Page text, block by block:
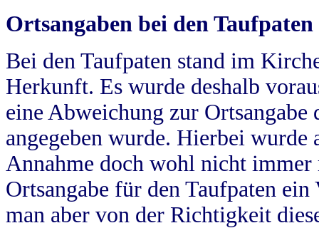
Ortsangaben bei den Taufpaten
Bei den Taufpaten stand im
Herkunft. Es wurde deshalb
eine Abweichung zur
angegeben wurde. Hierbei wurde
Annahme doch wohl nicht
Ortsangabe für den Taufpaten
man aber von der Richtigkeit